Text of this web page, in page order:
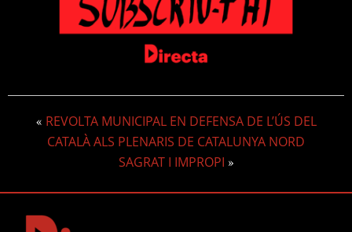
« REVOLTA MUNICIPAL EN DEFENSA DE L’ÚS DEL
CATALÀ ALS PLENARIS DE CATALUNYA NORD
SAGRAT I IMPROPI »